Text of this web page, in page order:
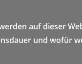
auf dieser
und wofür